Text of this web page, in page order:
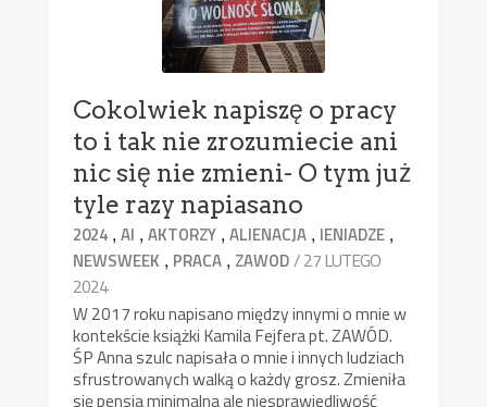
Cokolwiek napiszę o pracy
to i tak nie zrozumiecie ani
nic się nie zmieni- O tym już
tyle razy napiasano
2024 ,AI ,AKTORZY ,ALIENACJA , IENIADZE ,
NEWSWEEK , PRACA , ZAWOD/ 27 LUTEGO
2024
W 2017 roku napisano między innymi o mnie w
kontekście książki Kamila Fejfera pt. ZAWÓD.
ŚP Anna szulc napisała o mnie i innych ludziach
sfrustrowanych walką o każdy grosz. Zmieniła
się pensja minimalna ale niesprawiedliwość